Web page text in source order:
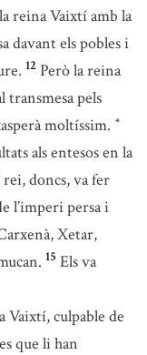
reina Vaixtí amb la
davant els pobles i
12 Però la reina
transmesa pels
moltíssim. *
als entesos en la
doncs, va fer
l’imperi persa i
Xetar,
15 Els va
Vaixtí, culpable de
que li han